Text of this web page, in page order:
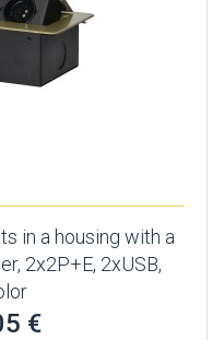
in a housing with a
2x2P+E, 2xUSB,
€